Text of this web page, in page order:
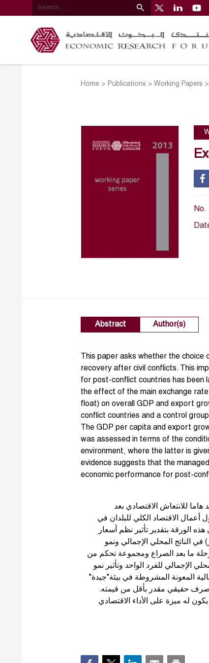
Home > Publications >Working Papers >
No.
Abstract Author(s)
This paper asks whether the
recovery after civil conflicts. This
for post-conflict countries has been
the effect of the main exchange
float) on overall GDP and export
conflict countries and a control
The GDP per capita and export
was assessed in terms of the
environment, where the latter is
evidence suggests that the
economic performance for post-
للانتعاش الاقتصادي بعد
أعمال الاقتصاد الكلي للبلدان في
الورقة بتقدير تأثير نظم أسعار
في الناتج المحلي الإجمالي ونمو
من 132 بلدا (38 بلدا في مرحلة ما بعد الصراع ومجموعة تحكم من
الناتج المحلي الإجمالي للفرد الواحد وتأثير نمو
المعونة المشروطة في بيئة"جيدة"
صرف حقيقي مقدر بأقل من قيمته.
له ميزة على الأداء الاقتصادي